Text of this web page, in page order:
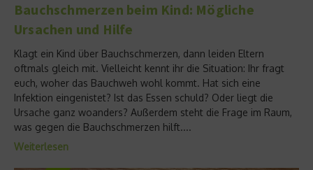
Bauchschmerzen beim Kind: Mögliche
Ursachen und Hilfe
Klagt ein Kind über Bauchschmerzen, dann leiden Eltern
oftmals gleich mit. Vielleicht kennt ihr die Situation: Ihr fragt
euch, woher das Bauchweh wohl kommt. Hat sich eine
Infektion eingenistet? Ist das Essen schuld? Oder liegt die
Ursache ganz woanders? Außerdem steht die Frage im Raum,
was gegen die Bauchschmerzen hilft....
Weiterlesen